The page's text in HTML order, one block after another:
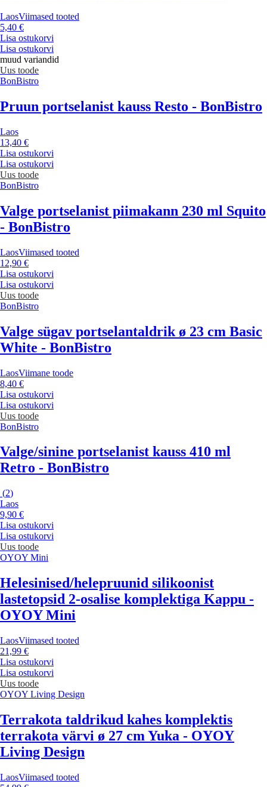
LaosViimased tooted
5,40 €
Lisa ostukorvi
Lisa ostukorvi
muud variandid
Uus toode
BonBistro
Pruun portselanist kauss Resto - BonBistro
Laos
13,40 €
Lisa ostukorvi
Lisa ostukorvi
Uus toode
BonBistro
Valge portselanist piimakann 230 ml Squito
- BonBistro
LaosViimased tooted
12,90 €
Lisa ostukorvi
Lisa ostukorvi
Uus toode
BonBistro
Valge sügav portselantaldrik ø 23 cm Basic
White - BonBistro
LaosViimane toode
8,40 €
Lisa ostukorvi
Lisa ostukorvi
Uus toode
BonBistro
Valge/sinine portselanist kauss 410 ml
Retro - BonBistro
(2)
Laos
9,90 €
Lisa ostukorvi
Lisa ostukorvi
Uus toode
OYOY Mini
Helesinised/helepruunid silikoonist
lastetopsid 2-osalise komplektiga Kappu -
OYOY Mini
LaosViimased tooted
21,99 €
Lisa ostukorvi
Lisa ostukorvi
Uus toode
OYOY Living Design
Terrakota taldrikud kahes komplektis
terrakota värvi ø 27 cm Yuka - OYOY
Living Design
LaosViimased tooted